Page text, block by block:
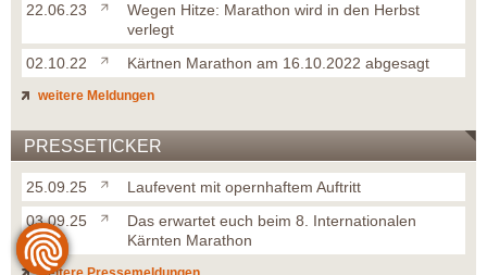
22.06.23
Wegen Hitze: Marathon wird in den Herbst
verlegt
02.10.22
Kärtnen Marathon am 16.10.2022 abgesagt
weitere Meldungen
PRESSETICKER
25.09.25
Laufevent mit opernhaftem Auftritt
03.09.25
Das erwartet euch beim 8. Internationalen
Kärnten Marathon